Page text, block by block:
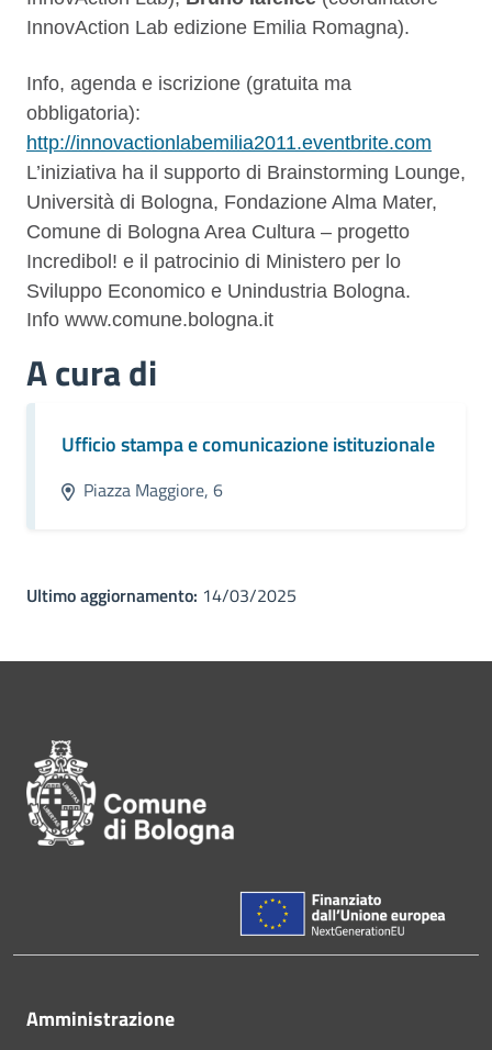
InnovAction Lab edizione Emilia Romagna).
Info, agenda e iscrizione (gratuita ma
obbligatoria):
http://innovactionlabemilia2011.eventbrite.com
L’iniziativa ha il supporto di Brainstorming Lounge,
Università di Bologna, Fondazione Alma Mater,
Comune di Bologna Area Cultura – progetto
Incredibol! e il patrocinio di Ministero per lo
Sviluppo Economico e Unindustria Bologna.
Info www.comune.bologna.it
A cura di
Ufficio stampa e comunicazione istituzionale
Piazza Maggiore, 6
Ultimo aggiornamento: 14/03/2025
Amministrazione